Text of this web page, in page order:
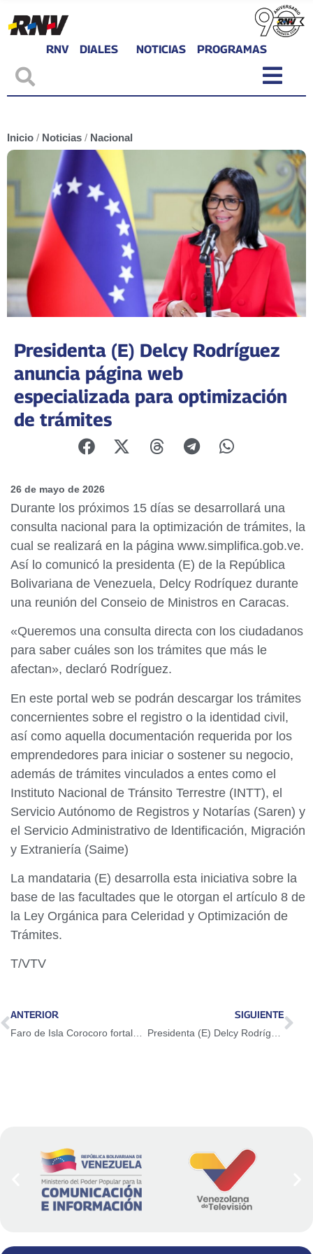
RNV DIALES NOTICIAS PROGRAMAS
Inicio / Noticias / Nacional
Presidenta (E) Delcy Rodríguez
anuncia página web
especializada para optimización
de trámites
26 de mayo de 2026
Durante los próximos 15 días se desarrollará una
consulta nacional para la optimización de trámites, la
cual se realizará en la página www.simplifica.gob.ve.
Así lo comunicó la presidenta (E) de la República
Bolivariana de Venezuela, Delcy Rodríquez durante
una reunión del Conseio de Ministros en Caracas.
«Queremos una consulta directa con los ciudadanos
para saber cuáles son los trámites que más le
afectan», declaró Rodríguez.
En este portal web se podrán descargar los trámites
concernientes sobre el registro o la identidad civil,
así como aquella documentación requerida por los
emprendedores para iniciar o sostener su negocio,
además de trámites vinculados a entes como el
Instituto Nacional de Tránsito Terrestre (INTT), el
Servicio Autónomo de Registros y Notarías (Saren) y
el Servicio Administrativo de ldentificación, Migración
y Extraniería (Saime)
La mandataria (E) desarrolla esta iniciativa sobre la
base de las facultades que le otorgan el artículo 8 de
la Ley Orgánica para Celeridad y Optimización de
Trámites.
T/VTV
ANTERIOR SIGUIENTE